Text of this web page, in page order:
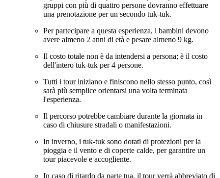
gruppi con più di quattro persone dovranno effettuare
una prenotazione per un secondo tuk-tuk.
Per partecipare a questa esperienza, i bambini devono
avere almeno 2 anni di età e pesare almeno 9 kg.
Il costo totale non è da intendersi a persona; è il costo
dell'intero tuk-tuk per 4 persone.
Tutti i tour iniziano e finiscono nello stesso punto, così
sarà più semplice orientarsi una volta terminata
l'esperienza.
Il percorso potrebbe cambiare durante la giornata in
caso di chiusure stradali o manifestazioni.
In inverno, i tuk-tuk sono dotati di protezioni per la
pioggia e il vento e di coperte calde, per garantire un
tour piacevole e accogliente.
In caso di ritardo da parte tua, il tour verrà abbreviato di